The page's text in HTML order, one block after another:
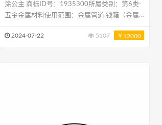
涂公主 商标ID号：1935300所属类别：第6类-
五金金属材料使用范围：金属管道,钱箱（金属
属焊条,铝,金属建筑物,钉子,弹簧锁
2024-07-22 5107 ￥12000